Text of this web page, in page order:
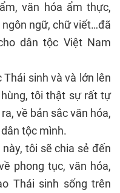
văn hóa ẩm thực,
ngữ, chữ viết…đã
dân tộc Việt Nam
sinh và và lớn lên
tôi thật sự rất tự
về bản sắc văn hóa,
tộc mình.
tôi sẽ chia sẻ đến
phong tục, văn hóa,
Thái sinh sống trên